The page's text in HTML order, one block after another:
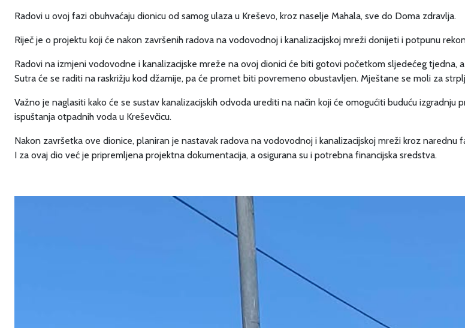
Radovi u ovoj fazi obuhvaćaju dionicu od samog ulaza u Kreševo, kroz naselje Mahala, sve do Doma zdravlja.
Riječ je o projektu koji će nakon završenih radova na vodovodnoj i kanalizacijskoj mreži donijeti i potpunu
Radovi na izmjeni vodovodne i kanalizacijske mreže na ovoj dionici će biti gotovi početkom sljedećeg tjedna,
Sutra će se raditi na raskrižju kod džamije, pa će promet biti povremeno obustavljen. Mještane se moli za
Važno je naglasiti kako će se sustav kanalizacijskih odvoda urediti na način koji će omogućiti buduću
ispuštanja otpadnih voda u Kreševčicu.
Nakon završetka ove dionice, planiran je nastavak radova na vodovodnoj i kanalizacijskoj mreži kroz narednu
I za ovaj dio već je pripremljena projektna dokumentacija, a osigurana su i potrebna financijska sredstva.